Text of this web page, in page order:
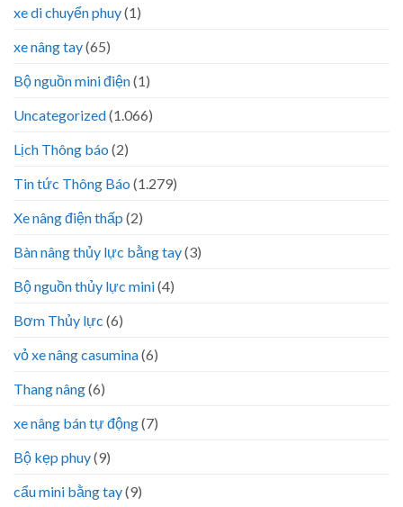
xe di chuyển phuy(1)
xe nâng tay(65)
Bộ nguồn mini điện(1)
Uncategorized(1.066)
Lịch Thông báo (2)
Tin tức Thông Báo (1.279)
Xe nâng điện thấp (2)
Bàn nâng thủy lực bằng tay(3)
Bộ nguồn thủy lực mini(4)
Bơm Thủy lực (6)
vỏ xe nâng casumina(6)
Thang nâng(6)
xe nâng bán tự động(7)
Bộ kẹp phuy(9)
cẩu mini bằng tay(9)